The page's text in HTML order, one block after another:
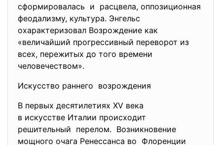
сформировалась и расцвела, оппозиционная
феодализму, культура. Энгельс
охарактеризовал Возрождение как
«величайший прогрессивный переворот из
всех, пережитых до того времени
человечеством».
Искусство раннего возрождения
В первых десятилетиях XV века
в искусстве Италии происходит
решительный перелом. Возникновение
мощного очага Ренессанса во Флоренции